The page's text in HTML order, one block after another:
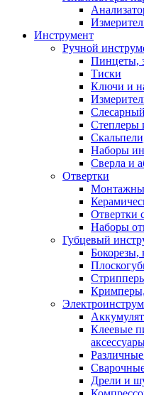
Инструмент
Ручной
Пинцеты,
Тиски
Ключи и
Степлеры
Наборы
Сверла и
Отвертки
Отвертки
Наборы
Губцевый
Бокорезы,
Клеевые
Дрели и